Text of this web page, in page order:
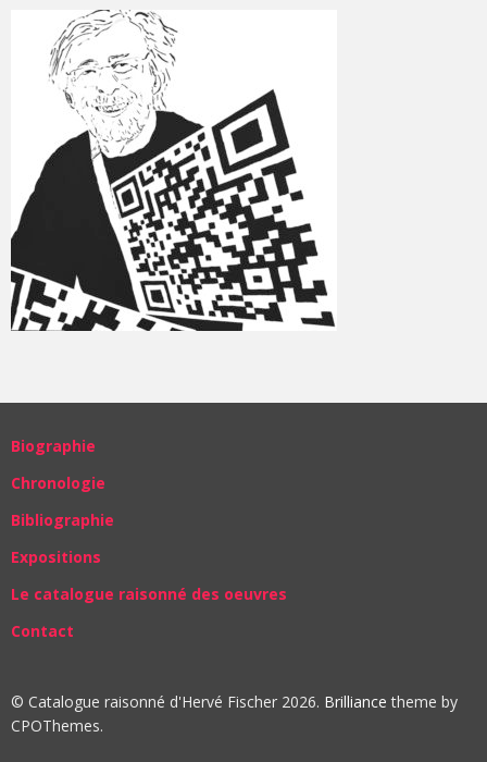
Biographie
Chronologie
Bibliographie
Expositions
Le catalogue raisonné des oeuvres
Contact
© Catalogue raisonné d'Hervé Fischer 2026. Brilliance theme by
CPOThemes.